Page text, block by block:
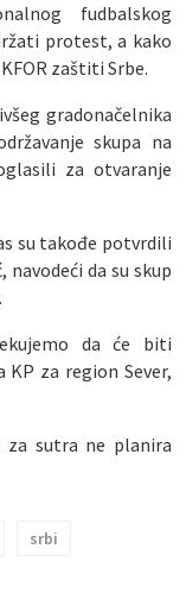
fudbalskog
protest, a kako
zaštiti Srbe.
gradonačelnika
skupa na
za otvaranje
su takođe potvrdili
da su skup
da će biti
za region Sever,
za sutra ne planira
srbi